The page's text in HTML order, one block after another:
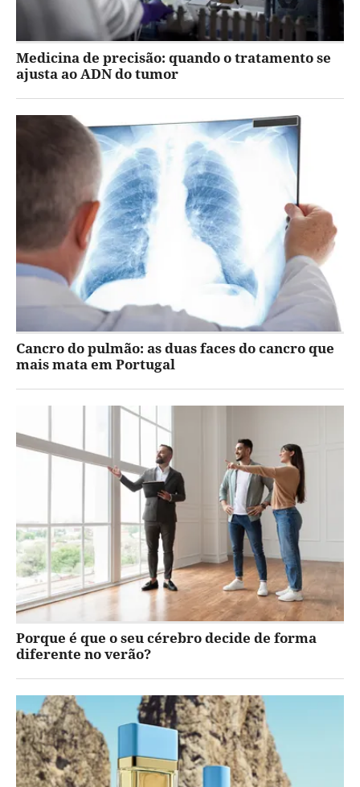
Medicina de precisão: quando o tratamento se
ajusta ao ADN do tumor
Cancro do pulmão: as duas faces do cancro que
mais mata em Portugal
Porque é que o seu cérebro decide de forma
diferente no verão?